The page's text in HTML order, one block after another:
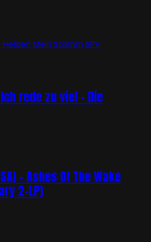
Helden Mein StammSPV
rede zu viel – Die
– Ashes Of The Wake
2-LP)